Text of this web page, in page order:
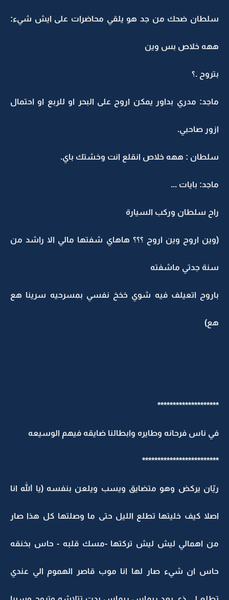
سلطان ضحك من جد هو يلقي محاضرات على ايش شيء:
ههه خلاص بس وين
بتروح .؟
ماجد: مدري بداور يمكن اروح على البحر او للربع او احتمال
ازور صاحبي.
سلطان : ههه خلاص انقلع انت وخشتك باي.
ماجد: بايات ...
راح سلطان وركب السيارة
(وين اروح وين اروح ؟؟؟ هاهاي شفتها مالي الا راشد من
سنة جدتي ماشفته
باروح اتعيلف فيه شوي خخخ نفسي بمسرحيه سرينا هع
هع)
********************
في ناس فرحانه وطايره وابطالنا ضايقه فيهم الوسيعه
*************************
ريّان يركض وهو متضايق ويسب ويلعن بنفسه (يا الله انا
اصلا كيف خليتها تطلع الليل حتى ما وصلتها كل هذا صار
من اهمالي ليش ليش تركتها -مسك قلبه - حاس بخنقه
حاس ان شيء صار لها انا موب قاصر الهموم الي عندي